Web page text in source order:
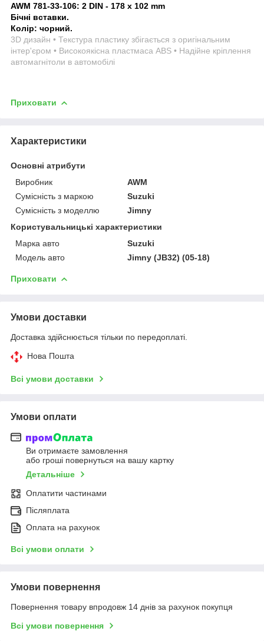
AWM 781-33-106: 2 DIN - 178 x 102 mm
Бічні вставки.
Колір: чорний.
3D дизайн • Текстура пластику збігається з оригінальним
інтер'єром • Високоякісна пластмаса ABS • Надійне кріплення
автомагнітоли в автомобілі
Приховати
Характеристики
Основні атрибути
Виробник
AWM
Сумісність з маркою
Suzuki
Сумісність з моделлю
Jimny
Користувальницькі характеристики
Марка авто
Suzuki
Модель авто
Jimny (JB32) (05-18)
Приховати
Умови доставки
Доставка здійснюється тільки по передоплаті.
Нова Пошта
Всі умови доставки
Умови оплати
Ви отримаєте замовлення
або гроші повернуться на вашу картку
Детальніше
Оплатити частинами
Післяплата
Оплата на рахунок
Всі умови оплати
Умови повернення
Повернення товару впродовж 14 днів за рахунок покупця
Всі умови повернення